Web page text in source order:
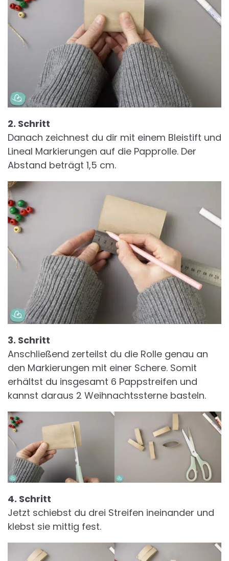
2. Schritt
Danach zeichnest du dir mit einem Bleistift und
Lineal Markierungen auf die Papprolle. Der
Abstand beträgt 1,5 cm.
3. Schritt
Anschließend zerteilst du die Rolle genau an
den Markierungen mit einer Schere. Somit
erhältst du insgesamt 6 Pappstreifen und
kannst daraus 2 Weihnachtssterne basteln.
4. Schritt
Jetzt schiebst du drei Streifen ineinander und
klebst sie mittig fest.